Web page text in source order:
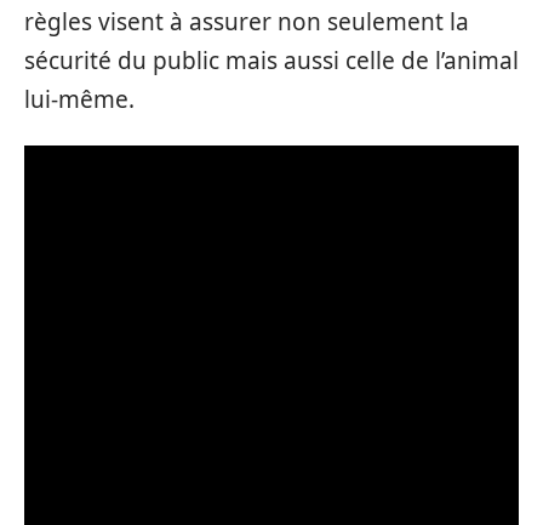
règles visent à assurer non seulement la
sécurité du public mais aussi celle de l’animal
lui-même.